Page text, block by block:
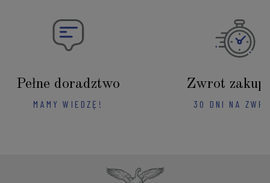
Pełne doradztwo
MAMY WIEDZĘ!
Zwrot
30 DNI NA